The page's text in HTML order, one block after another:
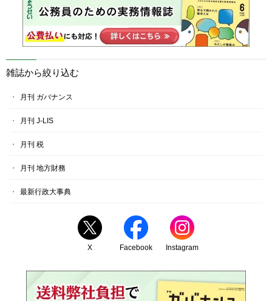
雑誌から絞り込む
月刊 ガバナンス
月刊 J-LIS
月刊 税
月刊 地方財務
最新行政大事典
X Facebook Instagram